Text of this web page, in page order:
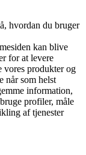
hvordan du bruger
kan blive
for at levere
vores produkter og
når som helst
information,
profiler, måle
af tjenester